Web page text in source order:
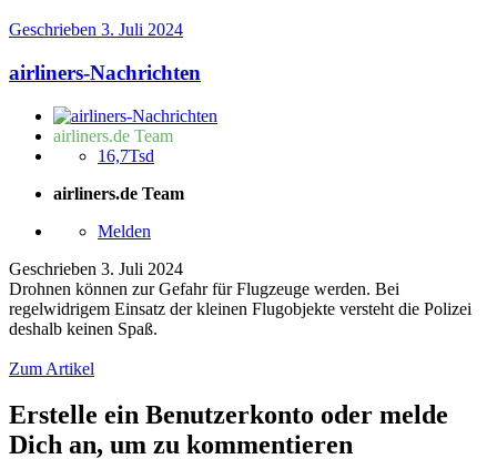
Geschrieben 3. Juli 2024
airliners-Nachrichten
airliners.de Team
16,7Tsd
airliners.de Team
Melden
Geschrieben 3. Juli 2024
Drohnen können zur Gefahr für Flugzeuge werden. Bei
regelwidrigem Einsatz der kleinen Flugobjekte versteht die Polizei
deshalb keinen Spaß.
Zum Artikel
Erstelle ein Benutzerkonto oder melde
Dich an, um zu kommentieren